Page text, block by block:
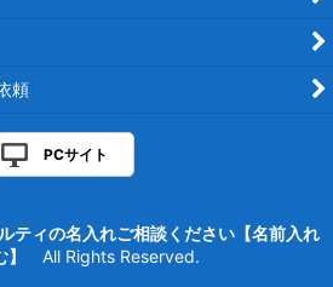
頼
PCサイト
ティの名入れご相談ください【名前入れ
All Rights Reserved.